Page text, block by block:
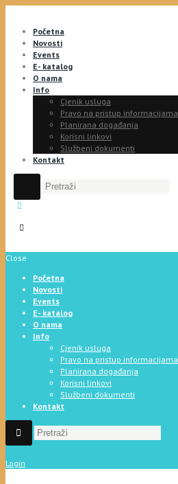
Početna
Novosti
Events
E- katalog
O nama
Info
Cjenik usluga
Pravo na pristup informacijama
Planirana događanja
Korisni linkovi
Službeni dokumenti
Kontakt
Close
Početna
Novosti
Events
E- katalog
O nama
Info
Cjenik usluga
Pravo na pristup informacijama
Planirana događanja
Korisni linkovi
Službeni dokumenti
Kontakt
Login